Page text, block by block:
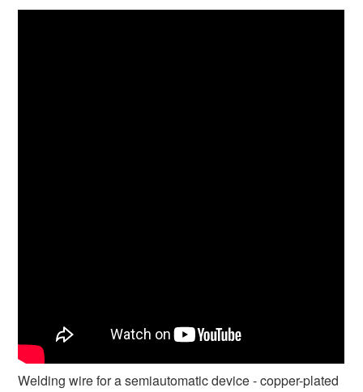
Welding wire for a semiautomatic device - copper-plated